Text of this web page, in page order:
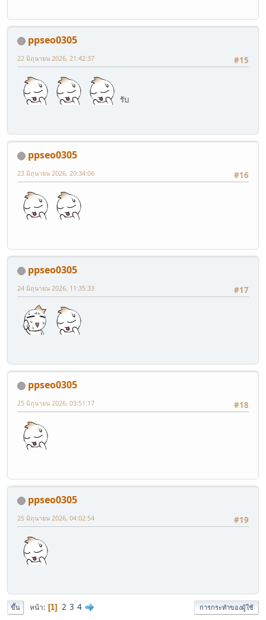
ppseo0305
#15
22 มิถุนายน 2026, 21:42:37
รับ
ppseo0305
#16
23 มิถุนายน 2026, 20:34:06
ppseo0305
#17
24 มิถุนายน 2026, 11:35:33
ppseo0305
#18
25 มิถุนายน 2026, 03:51:17
ppseo0305
#19
25 มิถุนายน 2026, 04:02:54
ขึ้น หน้า 1 2 3 4 การกระทำของผู้ใช้